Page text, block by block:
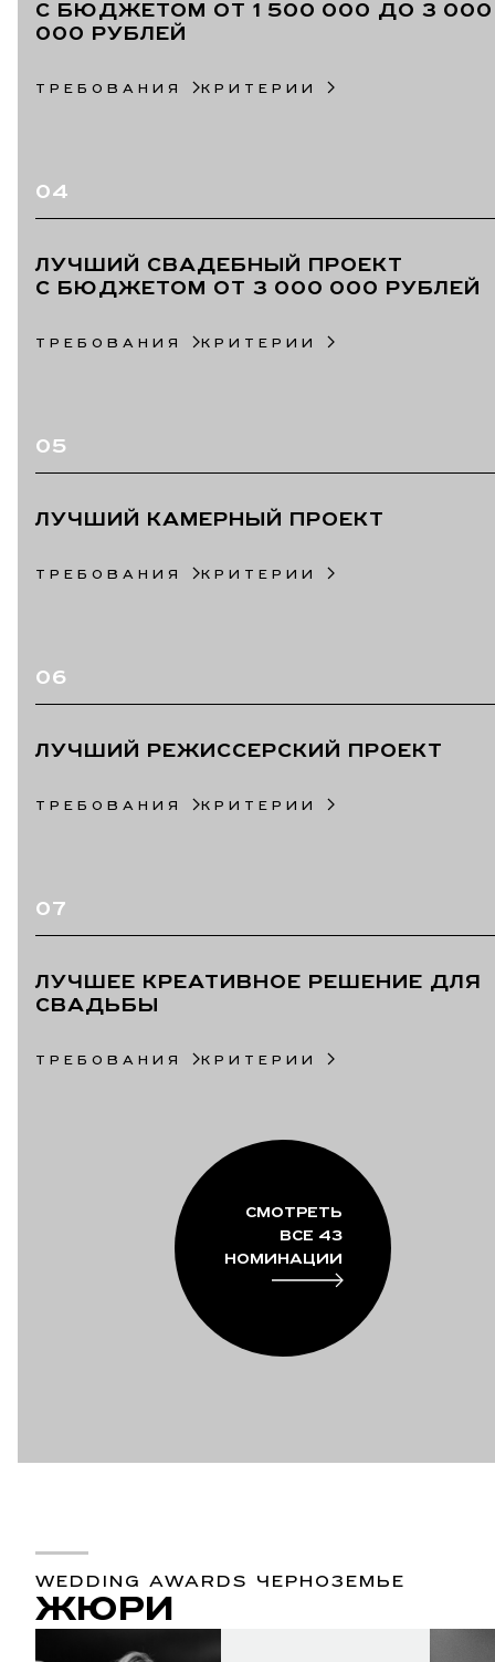
С БЮДЖЕТОМ ОТ 1 500 000 ДО 3
000 РУБЛЕЙ
ТРЕБОВАНИЯ КРИТЕРИИ
04
ЛУЧШИЙ СВАДЕБНЫЙ ПРОЕКТ
С БЮДЖЕТОМ ОТ 3 000 000 РУБЛЕЙ
ТРЕБОВАНИЯ КРИТЕРИИ
05
ЛУЧШИЙ КАМЕРНЫЙ ПРОЕКТ
ТРЕБОВАНИЯ КРИТЕРИИ
06
ЛУЧШИЙ РЕЖИССЕРСКИЙ ПРОЕКТ
ТРЕБОВАНИЯ КРИТЕРИИ
07
ЛУЧШЕЕ КРЕАТИВНОЕ РЕШЕНИЕ ДЛЯ
СВАДЬБЫ
ТРЕБОВАНИЯ КРИТЕРИИ
СМОТРЕТЬ
ВСЕ 43
НОМИНАЦИИ
WEDDING AWARDS ЧЕРНОЗЕМЬЕ
ЖЮРИ